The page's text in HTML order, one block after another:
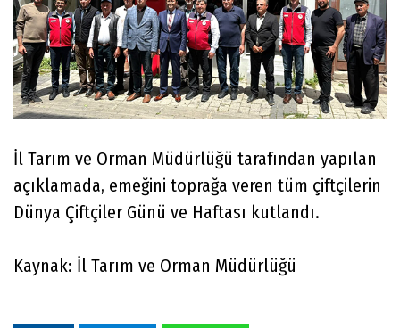
İl Tarım ve Orman Müdürlüğü tarafından yapılan
açıklamada, emeğini toprağa veren tüm çiftçilerin
Dünya Çiftçiler Günü ve Haftası kutlandı.
Kaynak: İl Tarım ve Orman Müdürlüğü